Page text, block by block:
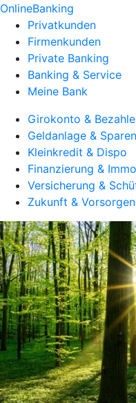
OnlineBanking
Privatkunden
Firmenkunden
Private Banking
Banking & Service
Meine Bank
Girokonto &
Geldanlage & Sparen
Kleinkredit & Dispo
Finanzierung &
Versicherung &
Zukunft & Vorsorgen